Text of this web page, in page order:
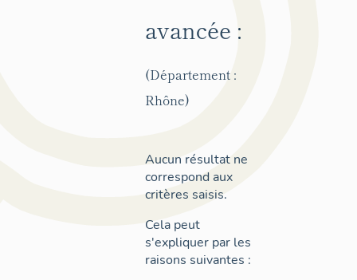
avancée :
(Département :
Rhône)
Aucun résultat ne
correspond aux
critères saisis.
Cela peut
s'expliquer par les
raisons suivantes :